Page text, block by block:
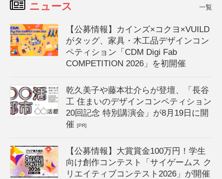
ニュース 一覧
【公募情報】カインズ×コクヨ×VUILD
がタッグ、家具・木工品デザインコン
ペティション「CDM Digi Fab
COMPETITION 2026」を初開催
乾久美子や藤本壮介らが登壇、「長谷
工 住まいのデザインコンペティション
20回記念 特別講演会」が8月19日に開
催[PR]
【公募情報】大賞賞金100万円！学生
向け創作コンテスト「サイゲームス ク
リエイティブコンテスト2026」が開催